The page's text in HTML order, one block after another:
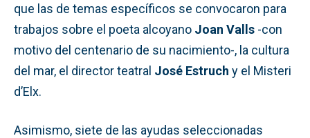
que las de temas específicos se convocaron para
trabajos sobre el poeta alcoyano Joan Valls -con
motivo del centenario de su nacimiento-, la cultura
del mar, el director teatral José Estruch y el Misteri
d’Elx.
Asimismo, siete de las ayudas seleccionadas